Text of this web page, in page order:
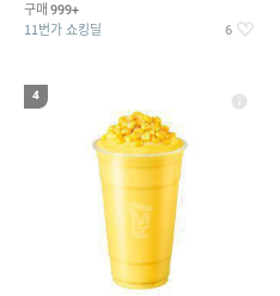
구매 999+
11번가 쇼킹딜 6
4